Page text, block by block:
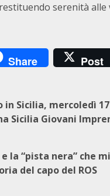
serenità alle
Share Post
in Sicilia, mercoledì
Sicilia Giovani
la “pista nera” che
del capo del ROS